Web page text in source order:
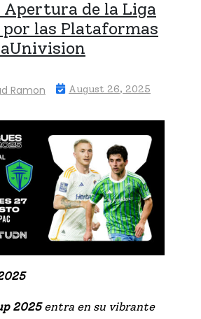
Apertura de la Liga
por las Plataformas
Ramon August 26, 2025
2025entra en su vibrante